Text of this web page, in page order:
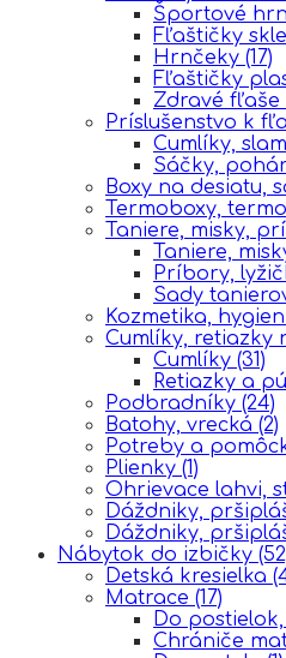
Športové
Fľaštičky
Hrnčeky (17)
Fľaštičky
Zdravé
Príslušenstvo k
Cumlíky,
Sáčky,
Boxy na desiatu,
Termoboxy,
Taniere, misky,
Taniere,
Príbory,
Sady
Kozmetika,
Cumlíky, retiazky
Cumlíky (31)
Retiazky a
Podbradníky (24)
Batohy, vrecká (2)
Potreby a
Plienky (1)
Ohrievace lahvi,
Dáždniky,
Dáždniky,
Nábytok do izbičky
Detská kresielka
Matrace (17)
Do
Chrániče